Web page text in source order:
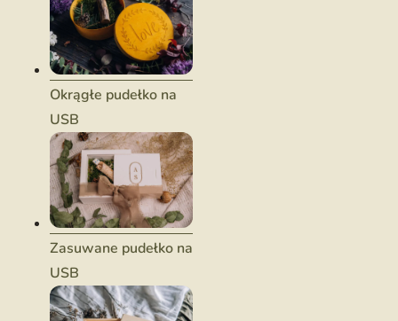
Okrągłe pudełko na
USB
Zasuwane pudełko na
USB